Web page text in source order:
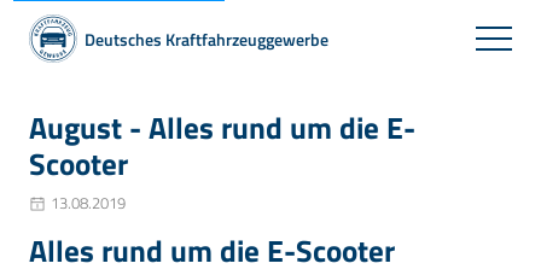
Deutsches Kraftfahrzeuggewerbe
August - Alles rund um die E-
Scooter
13.08.2019
Alles rund um die E-Scooter